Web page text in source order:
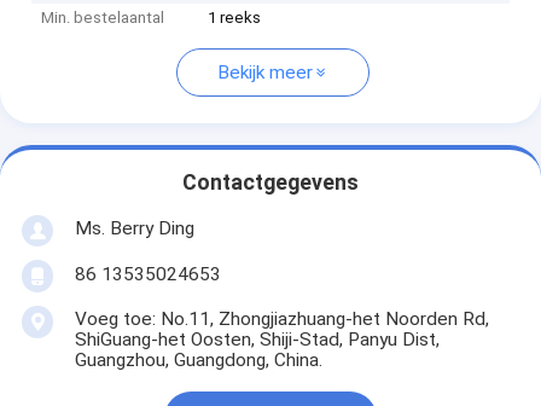
Min. bestelaantal
1 reeks
Bekijk meer
Contactgegevens
Ms. Berry Ding
86 13535024653
Voeg toe: No.11, Zhongjiazhuang-het Noorden Rd,
ShiGuang-het Oosten, Shiji-Stad, Panyu Dist,
Guangzhou, Guangdong, China.